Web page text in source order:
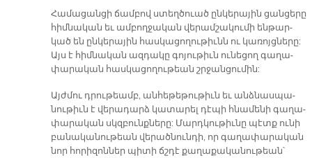
Հա­մա­ցան­ցի ճամ­բով ստեղ­ծուած ըն­կե­րա­յին ցան­ցե­րը
հիմ­նա­կան եւ ամ­բող­ջա­կան վե­րամ­շա­կու­մի են­թար­
կած են ըն­կե­րա­յին հաս­կա­ցո­ղու­թիւնն ու կա­ռոյց­նե­րը:
Այս է հիմ­նա­կան ազ­դա­կը գո­յու­թիւն ու­նե­ցող գա­ղա­
փա­րա­կան հաս­կա­ցո­ղու­թեան շրջան­ցու­մին:
Այժ­մու դրու­թեամբ, ան­հե­թե­թու­թիւն եւ անձ­նաս­պա­
նու­թիւն է վե­րա­դարձ կա­տա­րել դէ­պի հնա­մե­նի գա­ղա­
փա­րա­կան սկզբունք­նե­րը: Մարդ­կու­թիւ­նը պէտք ու­նի
բա­նա­կա­նու­թեան վե­րած­նուն­դի, որ գա­ղա­փա­րա­կան
նոր հո­րի­զոն­ներ պի­տի ճշդէ քա­ղա­քա­կա­նու­թեան՝